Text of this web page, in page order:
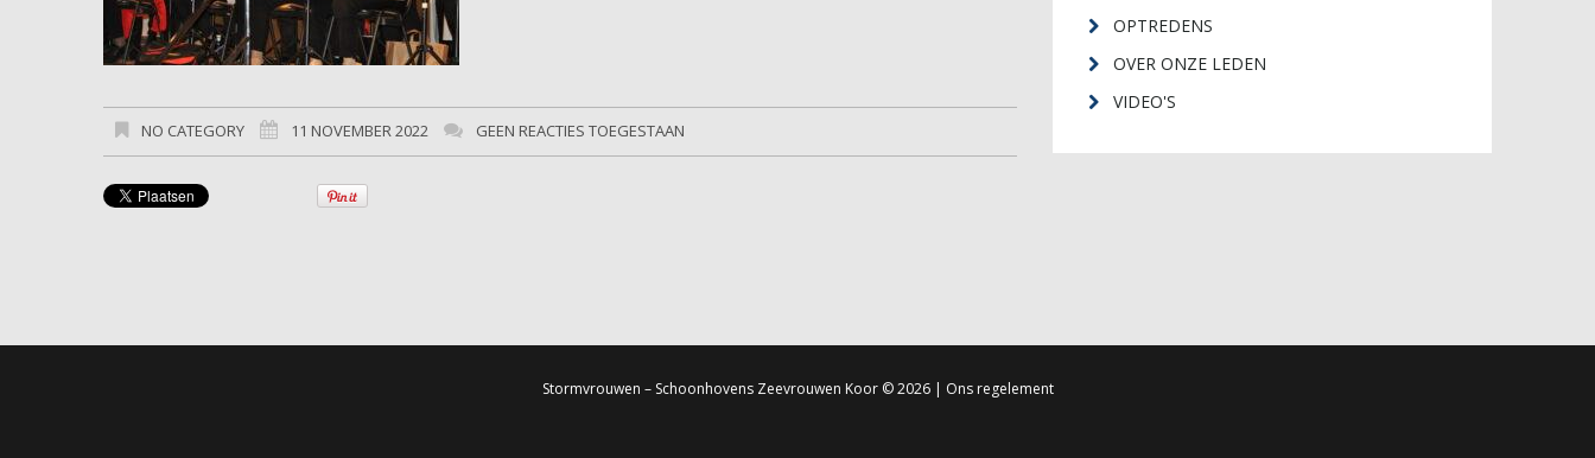
NO CATEGORY 11 NOVEMBER 2022 GEEN REACTIES TOEGESTAAN
OPTREDENS
OVER ONZE LEDEN
VIDEO'S
Stormvrouwen – Schoonhovens Zeevrouwen Koor© 2026 | Ons regelement